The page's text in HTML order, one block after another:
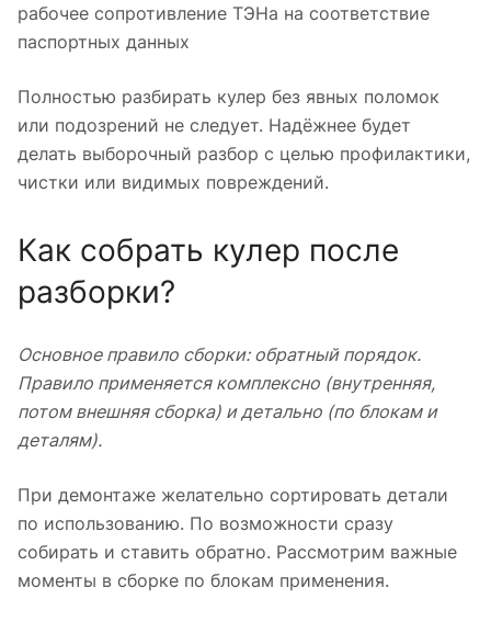
рабочее сопротивление ТЭНа на соответствие
паспортных данных
Полностью разбирать кулер без явных поломок
или подозрений не следует. Надёжнее будет
делать выборочный разбор с целью профилактики,
чистки или видимых повреждений.
Как собрать кулер после
разборки?
Основное правило сборки: обратный порядок.
Правило применяется комплексно (внутренняя,
потом внешняя сборка) и детально (по блокам и
деталям).
При демонтаже желательно сортировать детали
по использованию. По возможности сразу
собирать и ставить обратно. Рассмотрим важные
моменты в сборке по блокам применения.